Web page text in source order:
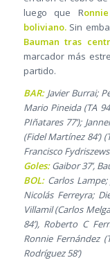
luego que R
boliviano.Sin
Bauman tras
marcador más
partido.
BAR:Javier Burrai;
Mario Pineida (TA
PIñatares 77’);
(Fidel Martínez 84’)
Francisco
Goles:Gaibor 37’,
BOL:Carlos Lampe;
Nicolás Ferreyra;
Villamil (Carlos
84’), Roberto C
Ronnie Fernández
Rodríguez 58’)